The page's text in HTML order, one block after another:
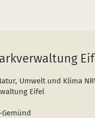
Umwelt und Klima
Eifel
Gemünd